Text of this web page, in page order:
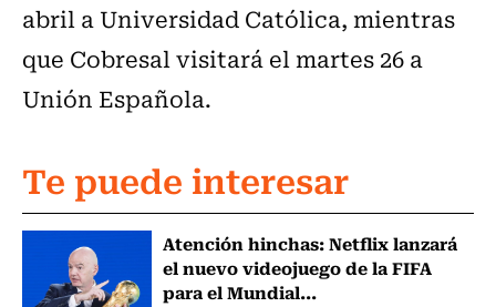
abril a Universidad Católica, mientras
que Cobresal visitará el martes 26 a
Unión Española.
Te puede interesar
Atención hinchas: Netflix lanzará
el nuevo videojuego de la FIFA
para el Mundial...